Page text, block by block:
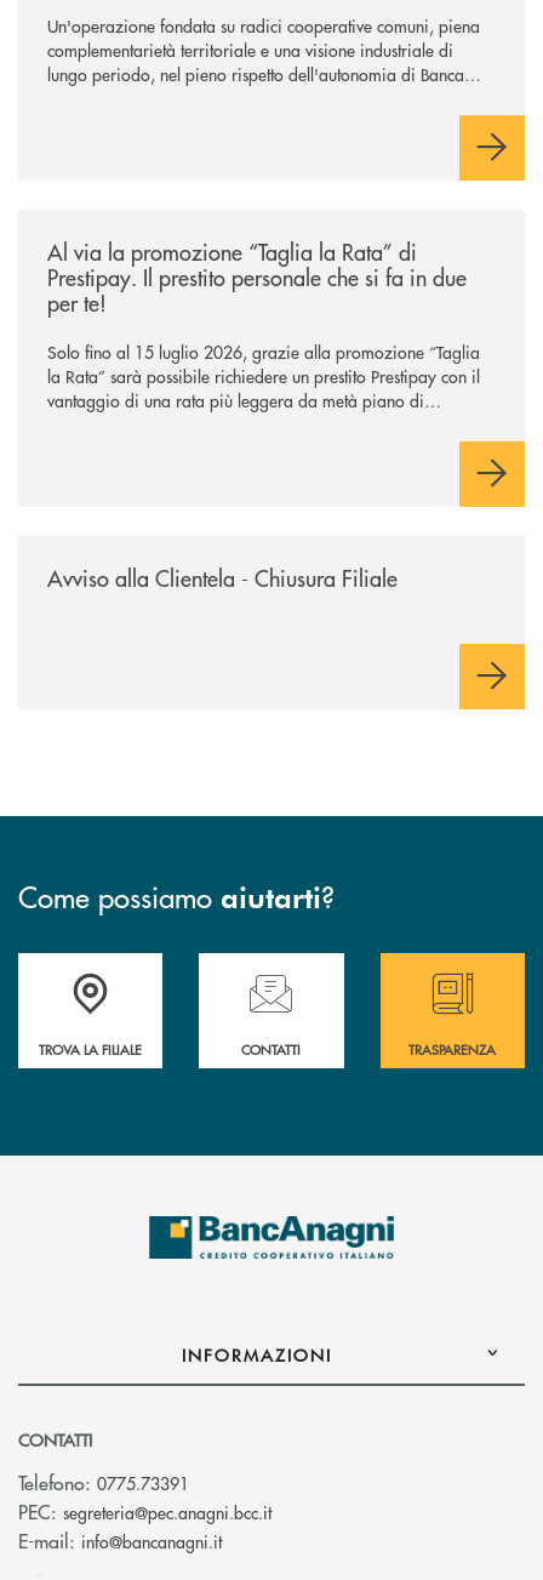
Un'operazione fondata su radici cooperative comuni, piena
complementarietà territoriale e una visione industriale di
lungo periodo, nel pieno rispetto dell'autonomia di Banca
negoziazione esclusiva per la finalizzazione dell’operazione.
Al via la promozione “Taglia la Rata” di
Prestipay. Il prestito personale che si fa in due
per te!
Solo fino al 15 luglio 2026, grazie alla promozione “Taglia
la Rata” sarà possibile richiedere un prestito Prestipay con il
vantaggio di una rata più leggera da metà piano di
Avviso alla Clientela - Chiusura Filiale
Come possiamo aiutarti?
Accedi all' elenco completo delle filiali
TROVA LA FILIALE
Hai bisogno di assistenza immediata ?
CONTATTI
Hai bisogno di
TRASPARENZA
INFORMAZIONI
CONTATTI
Telefono: 0775.73391
PEC: segreteria@pec.anagni.bcc.it(si apre l’app di posta
E-mail: info@bancanagni.it(si apre l’app di posta elettronica)